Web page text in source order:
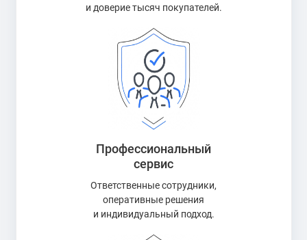
и доверие тысяч покупателей.
Профессиональный
сервис
Ответственные сотрудники,
оперативные решения
и индивидуальный подход.